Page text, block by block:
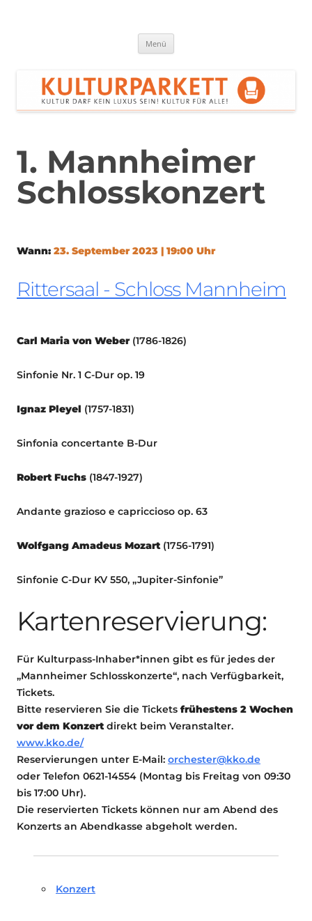
Menü
1. Mannheimer
Schlosskonzert
Wann: 23. September 2023 | 19:00 Uhr
Rittersaal - Schloss Mannheim
Carl Maria von Weber(1786-1826)
Sinfonie Nr. 1 C-Dur op. 19
Ignaz Pleyel (1757-1831)
Sinfonia concertante B-Dur
Robert Fuchs (1847-1927)
Andante grazioso e capriccioso op. 63
Wolfgang Amadeus Mozart(1756-1791)
Sinfonie C-Dur KV 550, „Jupiter-Sinfonie”
Kartenreservierung:
Für Kulturpass-Inhaber*innen gibt es für jedes der
„Mannheimer Schlosskonzerte“, nach Verfügbarkeit,
Tickets.
Bitte reservieren Sie die Tickets frühestens 2 Wochen
vor dem Konzertdirekt beim Veranstalter.
www.kko.de/
Reservierungen unter E-Mail: orchester@kko.de
oder Telefon 0621-14554 (Montag bis Freitag von 09:30
bis 17:00 Uhr).
Die reservierten Tickets können nur am Abend des
Konzerts an Abendkasse abgeholt werden.
Konzert